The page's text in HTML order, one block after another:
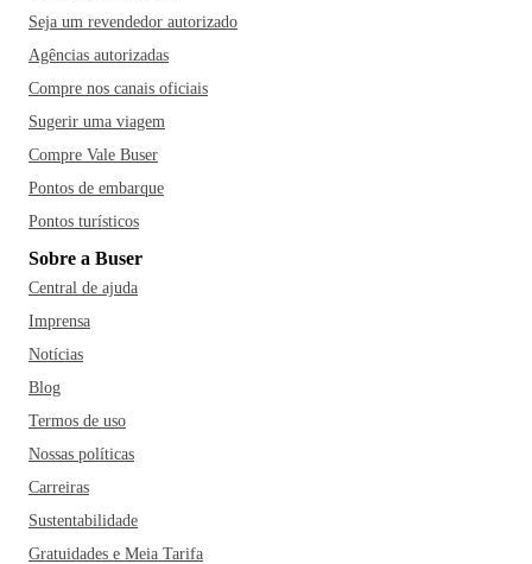
Seja um revendedor autorizado
Agências autorizadas
Compre nos canais oficiais
Sugerir uma viagem
Compre Vale Buser
Pontos de embarque
Pontos turísticos
Sobre a Buser
Central de ajuda
Imprensa
Notícias
Blog
Termos de uso
Nossas políticas
Carreiras
Sustentabilidade
Gratuidades e Meia Tarifa